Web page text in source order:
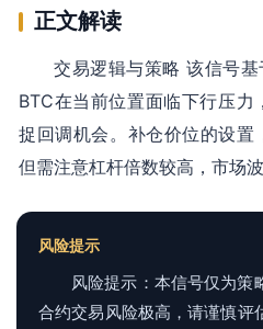
正文解读
交易逻辑与策略 该信号
BTC在当前位置面临下行压
捉回调机会。补仓价位的设置
但需注意杠杆倍数较高，市场
风险提示
风险提示：本信号仅为策
合约交易风险极高，请谨慎评